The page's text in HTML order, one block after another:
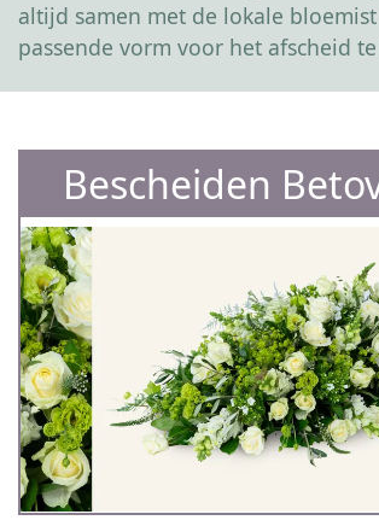
altijd samen met de lokale
passende vorm voor het afscheid
Bescheiden